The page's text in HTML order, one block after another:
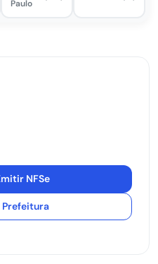
Paulo
NFSe
Prefeitura